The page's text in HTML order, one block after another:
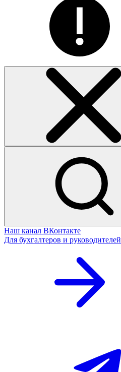
Наш канал ВКонтакте
Для бухгалтеров и руководителей